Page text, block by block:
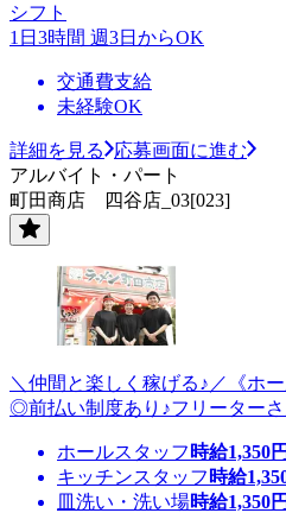
シフト
1日3時間 週3日からOK
交通費支給
未経験OK
詳細を見る
応募画面に進む
アルバイト・パート
町田商店 四谷店_03[023]
＼仲間と楽しく稼げる♪／《ホ
◎前払い制度あり♪フリーター
ホールスタッフ 時給1,350
キッチンスタッフ 時給
皿洗い・洗い場時給1,350